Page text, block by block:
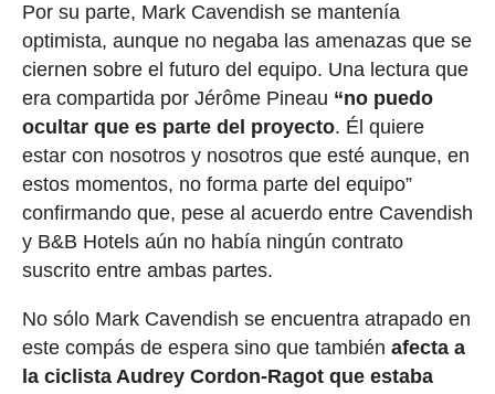
Por su parte, Mark Cavendish se mantenía
optimista, aunque no negaba las amenazas que se
ciernen sobre el futuro del equipo. Una lectura que
era compartida por Jérôme Pineau “no puedo
ocultar que es parte del proyecto. Él quiere
estar con nosotros y nosotros que esté aunque, en
estos momentos, no forma parte del equipo”
confirmando que, pese al acuerdo entre Cavendish
y B&B Hotels aún no había ningún contrato
suscrito entre ambas partes.
No sólo Mark Cavendish se encuentra atrapado en
este compás de espera sino que también afecta a
la ciclista Audrey Cordon-Ragot que estaba